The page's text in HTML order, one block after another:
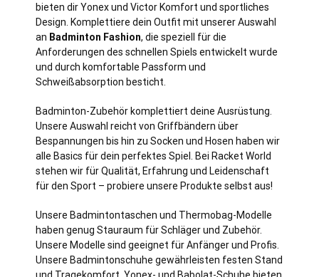
bieten dir Yonex und Victor Komfort und sportliches
Design. Komplettiere dein Outfit mit unserer Auswahl
an Badminton Fashion, die speziell für die
Anforderungen des schnellen Spiels entwickelt wurde
und durch komfortable Passform und
Schweißabsorption besticht.
Badminton-Zubehör komplettiert deine Ausrüstung.
Unsere Auswahl reicht von Griffbändern über
Bespannungen bis hin zu Socken und Hosen haben wir
alle Basics für dein perfektes Spiel. Bei Racket World
stehen wir für Qualität, Erfahrung und Leidenschaft
für den Sport – probiere unsere Produkte selbst aus!
Unsere Badmintontaschen und Thermobag-Modelle
haben genug Stauraum für Schläger und Zubehör.
Unsere Modelle sind geeignet für Anfänger und Profis.
Unsere Badmintonschuhe gewährleisten festen Stand